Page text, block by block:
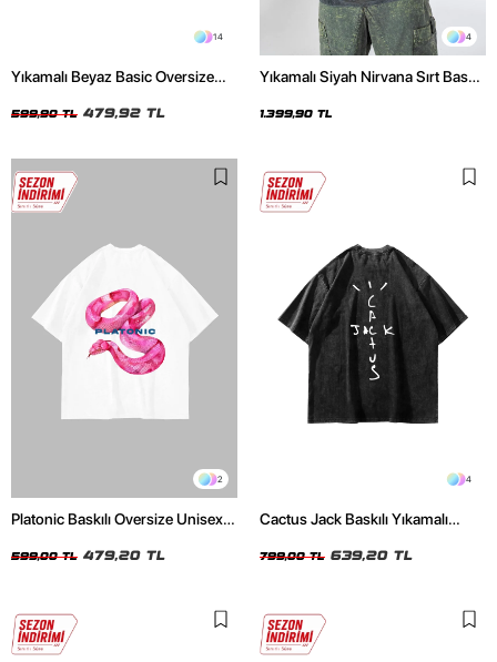
14
Yıkamalı Beyaz Basic Oversize
599,90 TL 479,92 TL
4
Yıkamalı Siyah Nirvana Sırt Baskılı
1.399,90 TL
2
Platonic Baskılı Oversize Unisex
599,00 TL 479,20 TL
4
Cactus Jack Baskılı Yıkamalı
799,00 TL 639,20 TL